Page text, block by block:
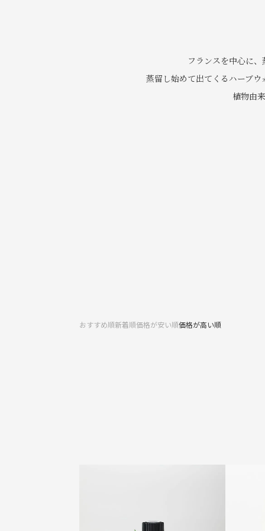
フランスを中心に
蒸留し始めて出てくるハーブ
植物由
おすすめ順新着順価格が安い順価格が高い順